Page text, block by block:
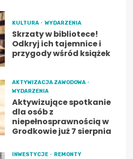
KULTURA WYDARZENIA
Skrzaty w bibliotece!
Odkryj ich tajemnice i
przygody wśród książek
AKTYWIZACJA ZAWODOWA
WYDARZENIA
Aktywizujące spotkanie
dla osób z
niepełnosprawnością w
Grodkowie już 7 sierpnia
INWESTYCJE REMONTY